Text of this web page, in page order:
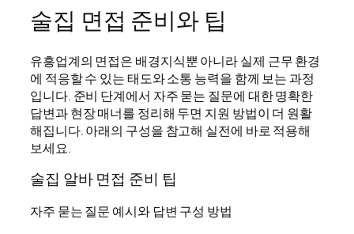
술집 면접 준비와 팁
유흥업계의 면접은 배경지식뿐 아니라 실제 근무 환경
에 적응할 수 있는 태도와 소통 능력을 함께 보는 과정
입니다. 준비 단계에서 자주 묻는 질문에 대한 명확한
답변과 현장 매너를 정리해 두면 지원 방법이 더 원활
해집니다. 아래의 구성을 참고해 실전에 바로 적용해
보세요.
술집 알바 면접 준비 팁
자주 묻는 질문 예시와 답변 구성 방법